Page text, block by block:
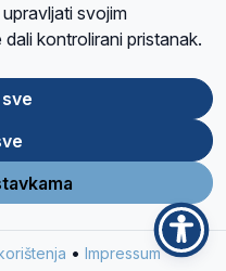
KontaktPravila privatnosti
reCAPTCHA sustavom
svojim
dali kontrolirani pristanak.
• Impressum